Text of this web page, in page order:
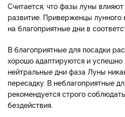
Считается, что фазы луны
развитие. Приверженцы лунного
на благоприятные дни в
В благоприятные для посадки
хорошо адаптируются и успешно
нейтральные дни фаза Луны
пересадку. В неблагоприятные
рекомендуется строго
бездействия.